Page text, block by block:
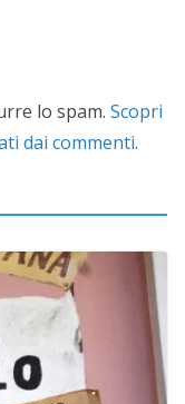
lo spam. Scopri
dai commenti.